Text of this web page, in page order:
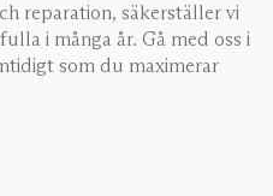
reparation, säkerställer vi
i många år. Gå med oss i
som du maximerar